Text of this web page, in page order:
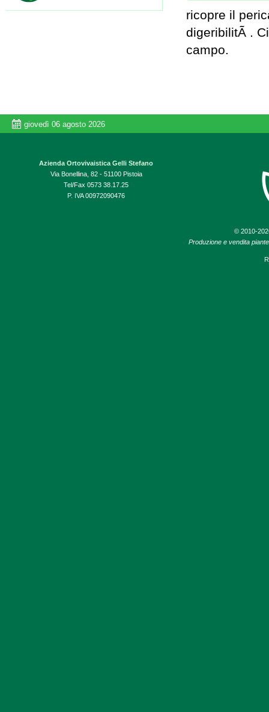
ricopre il
digeribilitÃ .
campo.
giovedì 06 agosto 2026
Azienda Ortovivaistica Gelli Stefano
Via Bonellina, 82 - 51100 Pistoia
Tel/Fax 0573 38.17.25
P. IVA 00972090476
© 2010-
Produzione e vendita